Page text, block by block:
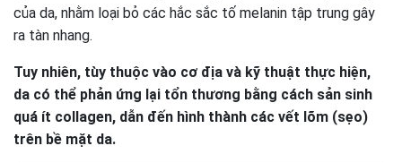
của da, nhằm loại bỏ các hắc sắc tố melanin tập trung gây
ra tàn nhang.
Tuy nhiên, tùy thuộc vào cơ địa và kỹ thuật thực hiện,
da có thể phản ứng lại tổn thương bằng cách sản sinh
quá ít collagen, dẫn đến hình thành các vết lõm (sẹo)
trên bề mặt da.